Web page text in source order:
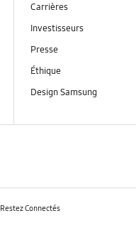
Carrières
Investisseurs
Presse
Éthique
Design Samsung
Restez Connectés